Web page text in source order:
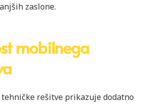
zaslone.
mobilnega
tehničke rešitve prikazuje dodatno